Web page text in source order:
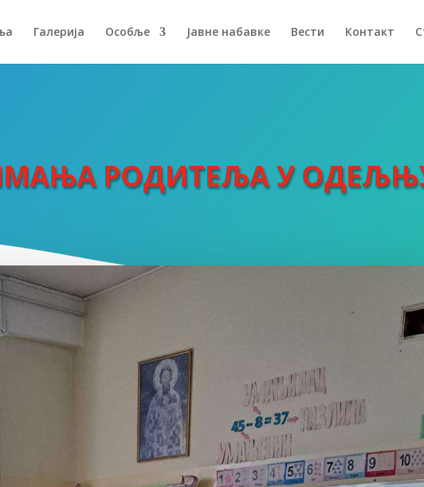
Галерија Особље Јавне набавке Вести Контакт
РОДИТЕЉА У